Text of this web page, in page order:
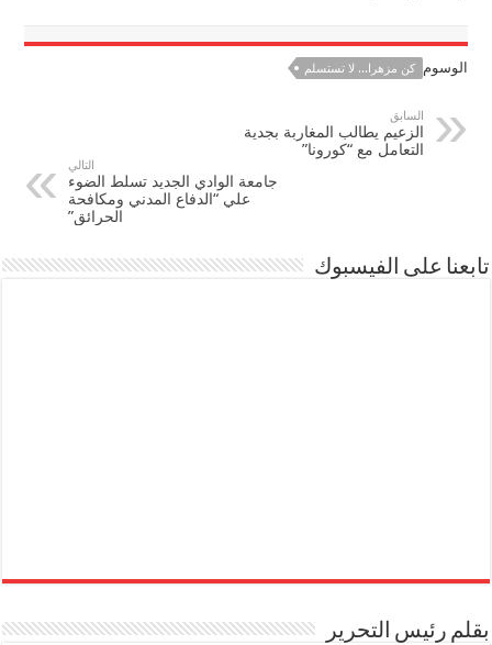
الوسوم كن مزهرا... لا تستسلم
السابق
الزعيم يطالب المغاربة بجدية
التعامل مع “كورونا”
التالي
جامعة الوادي الجديد تسلط الضوء
علي “الدفاع المدني ومكافحة
الحرائق”
تابعنا على الفيسبوك
بقلم رئيس التحرير